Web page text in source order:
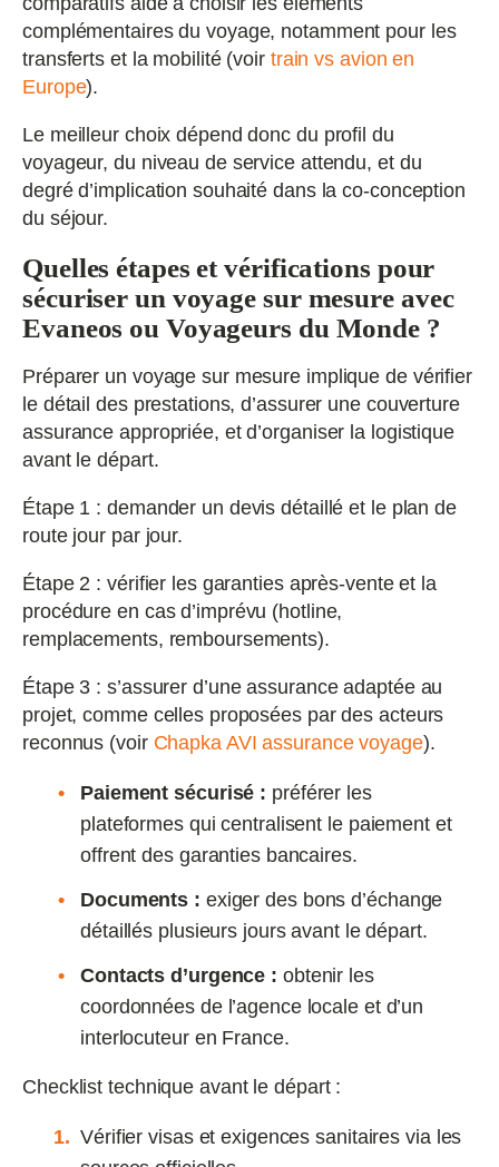
complémentaires du voyage, notamment pour les
transferts et la mobilité (voir train vs avion en
Europe).
Le meilleur choix dépend donc du profil du
voyageur, du niveau de service attendu, et du
degré d’implication souhaité dans la co-conception
du séjour.
Quelles étapes et vérifications pour
sécuriser un voyage sur mesure avec
Evaneos ou Voyageurs du Monde ?
Préparer un voyage sur mesure implique de vérifier
le détail des prestations, d’assurer une couverture
assurance appropriée, et d’organiser la logistique
avant le départ.
Étape 1 : demander un devis détaillé et le plan de
route jour par jour.
Étape 2 : vérifier les garanties après-vente et la
procédure en cas d’imprévu (hotline,
remplacements, remboursements).
Étape 3 : s’assurer d’une assurance adaptée au
projet, comme celles proposées par des acteurs
reconnus (voir Chapka AVI assurance voyage).
Paiement sécurisé : préférer les
plateformes qui centralisent le paiement et
offrent des garanties bancaires.
Documents : exiger des bons d’échange
détaillés plusieurs jours avant le départ.
Contacts d’urgence : obtenir les
coordonnées de l’agence locale et d’un
interlocuteur en France.
Checklist technique avant le départ :
Vérifier visas et exigences sanitaires via les